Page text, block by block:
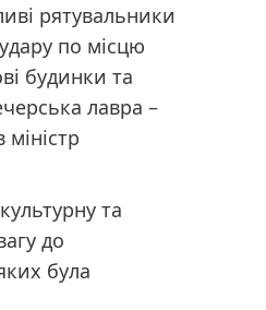
рятувальники
по місцю
будинки та
лавра –
та
до
була